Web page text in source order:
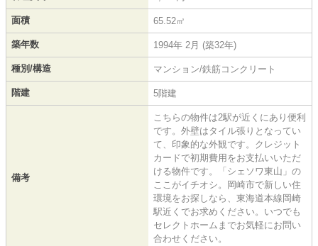
面積 65.52㎡
築年数 1994年 2月 (築32年)
種別/構造 マンション/鉄筋コンクリート
階建 5階建
備考
こちらの物件は2駅が近くにあり便利
です。外壁はタイル張りとなってい
て、印象的な外観です。クレジット
カードで初期費用をお支払いいただ
ける物件です。「シェソワ東山」の
ここがイチオシ。岡崎市で新しい住
環境をお探しなら、東海道本線岡崎
駅近くでお求めください。いつでも
セレクトホームまでお気軽にお問い
合わせください。